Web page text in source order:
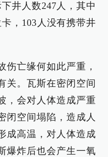
井人数247人，其中
，103人没有携带井
伤亡缘何如此严重，
关。瓦斯在密闭空间
，会对人体造成严重
闭空间塌陷，造成人
成高温，对人体造成
爆炸后也会产生一氧